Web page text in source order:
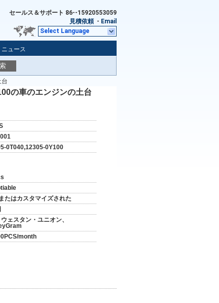
セールス＆サポート 86--15920553059
見積依頼 - Email
Select Language
ニュース
の車のエンジンの土台
0T040,12305-0Y100
たはカスタマイズされた
ェスタン・ユニオン、
month